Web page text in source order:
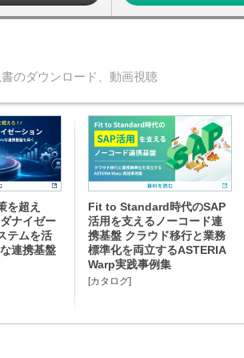
のダウンロード、動画視聴
を超え
ナイゼー
テムを活
連携基盤
Fit to Standard時代のSAP
活用を支えるノーコード連
携基盤 クラウド移行と業務
標準化を両立するASTERIA
Warp実践事例集
[カタログ]